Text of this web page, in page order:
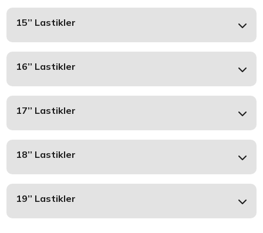
15’’ Lastikler
16’’ Lastikler
17’’ Lastikler
18’’ Lastikler
19’’ Lastikler